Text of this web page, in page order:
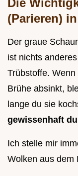
Die
(Parieren)
Der graue
ist nichts
Trübstoffe.
Brühe absinkt,
lange du sie
gewissenhaft
Ich stelle mir
Wolken aus dem